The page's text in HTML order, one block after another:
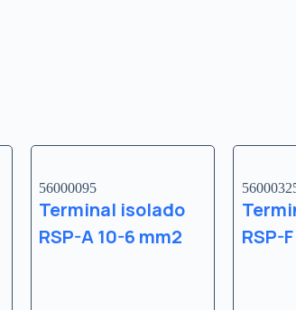
56000095
Terminal isolado
RSP-A 10-6 mm2
RSP-